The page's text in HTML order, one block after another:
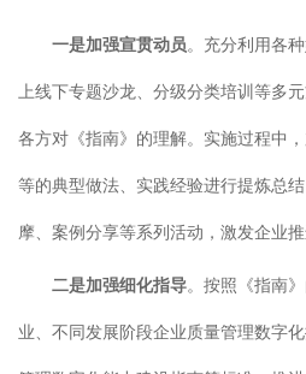
一是加强宣贯动员。充分利用各
上线下专题沙龙、分级分类培训等多
各方对《指南》的理解。实施过程中
等的典型做法、实践经验进行提炼总
摩、案例分享等系列活动，激发企业
二是加强细化指导。按照《指南
业、不同发展阶段企业质量管理数字